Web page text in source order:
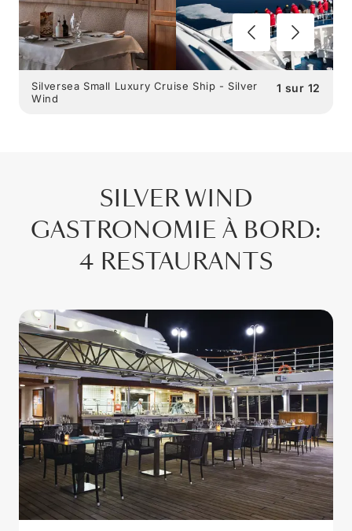
1 sur 12
Silversea Small Luxury Cruise Ship - Silver
Wind
SILVER WIND
GASTRONOMIE À BORD:
4 RESTAURANTS